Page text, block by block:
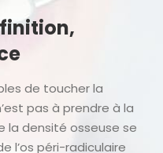
de toucher la
pas à prendre à la
densité osseuse se
l’os péri-radiculaire